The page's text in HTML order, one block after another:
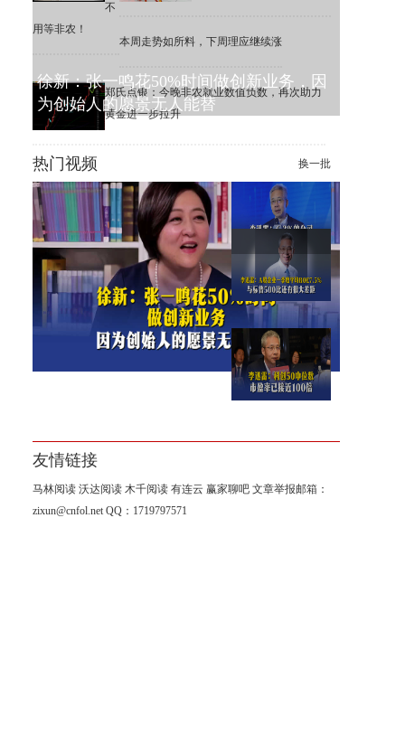
不
用等非农！
本周走势如所料，下周理应继续涨
郑氏点银：今晚非农就业数值负数，再次助力
黄金进一步拉升
热门视频 换一批
徐新：张一鸣花50%时间做创新业务，因
为创始人的愿景无人能替
李迅雷：6.3%的公司，撑起了
美股1万家公司的市值增长
李迅雷：A股一季度平均ROE
为7.5%，远低于标普500
李迅雷：科创50中位数市盈率
友情链接
马林阅读 沃达阅读 木千阅读 有连云 赢家聊吧 文章举报邮箱：
zixun@cnfol.net QQ：1719797571